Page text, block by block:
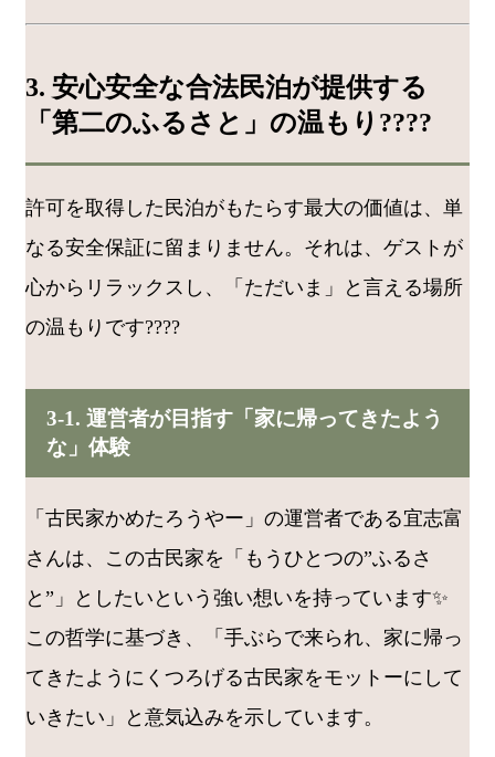
3. 安心安全な合法民泊が提供する
「第二のふるさと」の温もり????
許可を取得した民泊がもたらす最大の価値は、単
なる安全保証に留まりません。それは、ゲストが
心からリラックスし、「ただいま」と言える場所
の温もりです????
3-1. 運営者が目指す「家に帰ってきたよう
な」体験
「古民家かめたろうやー」の運営者である宜志富
さんは、この古民家を「もうひとつの”ふるさ
と”」としたいという強い想いを持っています✨
この哲学に基づき、「手ぶらで来られ、家に帰っ
てきたようにくつろげる古民家をモットーにして
いきたい」と意気込みを示しています。